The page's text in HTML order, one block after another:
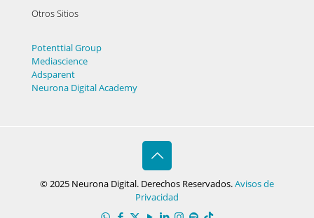
Otros Sitios
Potenttial Group
Mediascience
Adsparent
Neurona Digital Academy
© 2025 Neurona Digital. Derechos Reservados.Avisos de
Privacidad